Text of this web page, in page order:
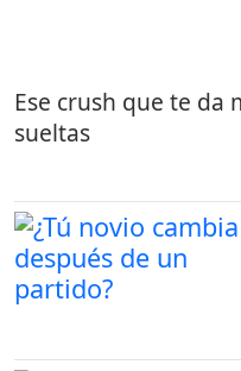
Ese crush que te da
sueltas